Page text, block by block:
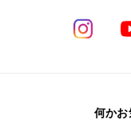
何かお